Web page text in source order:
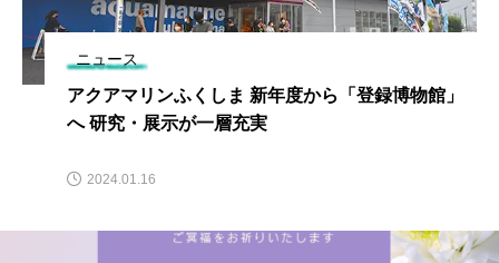
ニュース
アクアマリンふくしま 新年度から「登録博物館」
へ 研究・展示が一層充実
2024.01.16